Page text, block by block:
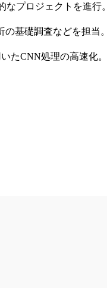
プロジェクトを進行。
基礎調査などを担当。
たCNN処理の高速化。